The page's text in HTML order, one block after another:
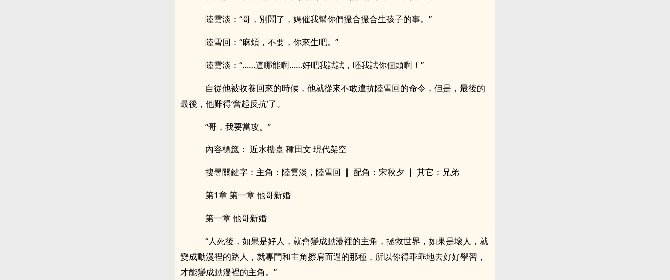
陸雲淡：“哥，別鬧了，媽催我幫你們撮合撮合生孩子的事。”
陸雪回：“麻煩，不要，你來生吧。”
陸雲淡：“……這哪能啊……好吧我試試，呸我試你個頭啊！”
自從他被收養回來的時候，他就從來不敢違抗陸雪回的命令，但是，最後的
最後，他難得‘奮起反抗’了。
“哥，我要當攻。”
內容標籤： 近水樓臺 種田文 現代架空
搜尋關鍵字：主角：陸雲淡，陸雪回 ┃ 配角：宋秋夕 ┃ 其它：兄弟
第1章 第一章 他哥新婚
第一章 他哥新婚
“人死後，如果是好人，就會變成動漫裡的主角，拯救世界，如果是壞人，就
變成動漫裡的路人，就專門和主角擦肩而過的那種，所以你得乖乖地去好好學習，
才能變成動漫裡的主角。”